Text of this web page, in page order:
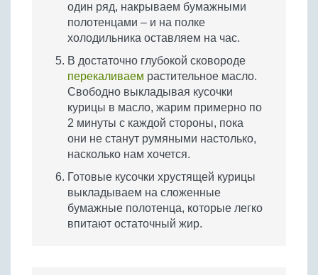
один ряд, накрываем бумажными
полотенцами – и на полке
холодильника оставляем на час.
В достаточно глубокой сковороде
перекаливаем растительное масло.
Свободно выкладывая кусочки
курицы в масло, жарим примерно по
2 минуты с каждой стороны, пока
они не станут румяными настолько,
насколько нам хочется.
Готовые кусочки хрустящей курицы
выкладываем на сложенные
бумажные полотенца, которые легко
впитают остаточный жир.